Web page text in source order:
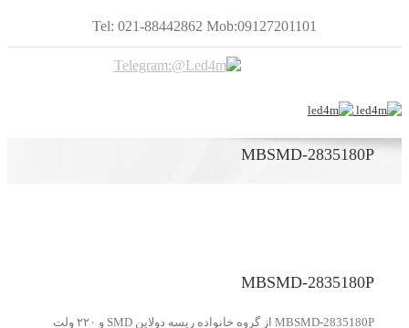
Tel: 021-88442862 Mob:09127201101
MBSMD-2835180P
MBSMD-2835180P
MBSMD-2835180P از گروه خانواده ریسه دولاین SMD و ۲۲۰ ولت